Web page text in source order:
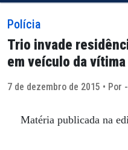
Polícia
Trio invade
em veículo da vítima
7 de dezembro de 2015 • Por -
Matéria publicada na